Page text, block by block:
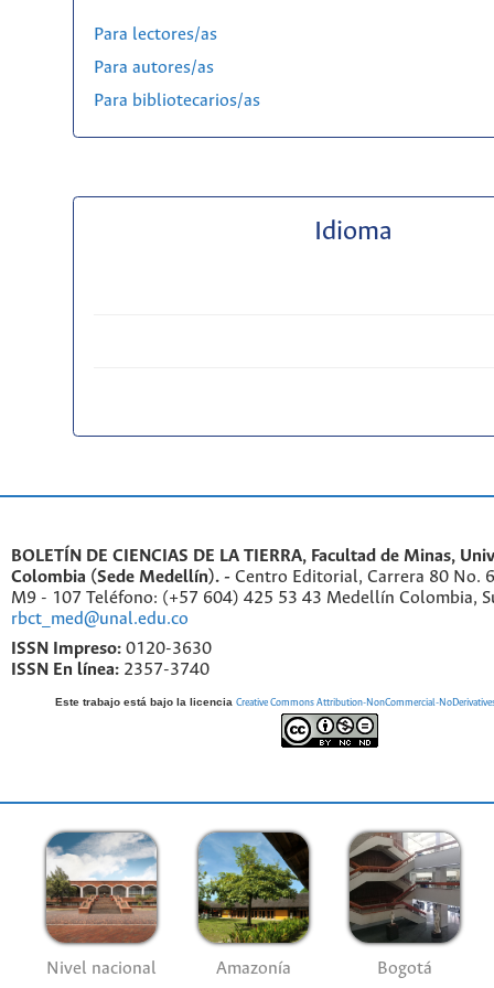
Para lectores/as
Para autores/as
Para bibliotecarios/as
Idioma
BOLETÍN DE CIENCIAS DE LA TIERRA, Facultad de Minas,
Colombia (Sede Medellín). - Centro Editorial, Carrera 80 No.
M9 - 107 Teléfono: (+57 604) 425 53 43 Medellín Colombia,
rbct_med@unal.edu.co
ISSN Impreso: 0120-3630
ISSN En línea: 2357-3740
Este trabajo está bajo la licencia Creative Commons Attribution-NonCommercial-
Nivel nacional Amazonía Bogotá